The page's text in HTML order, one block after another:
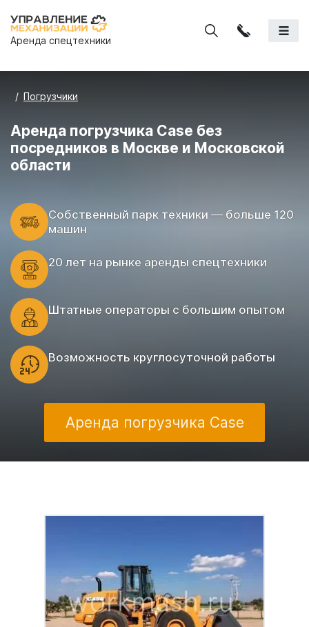
Аренда спецтехники
Погрузчики
Аренда погрузчика Case без
посредников в Москве и Московской
области
Cобственный парк техники — больше 120
машин
20 лет на рынке аренды спецтехники
Штатные операторы с большим опытом
Возможность круглосуточной работы
Аренда погрузчика Case